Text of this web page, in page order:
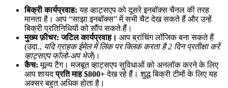
बिक्री कार्यप्रवाह: यह व्हाट्सएप को दूसरे इनबॉक्स चैनल की तरह
मानता है। आप “साझा इनबॉक्स” में सभी चैट देख सकते हैं और उन्हें
बिक्री प्रतिनिधियों को सौंप सकते हैं।
मुख्य फ़ीचर: जटिल कार्यप्रवाह। आप ब्रांचिंग लॉजिक बना सकते हैं
(उदा., यदि ग्राहक ईमेल में लिंक पर क्लिक करता है 2 दिन प्रतीक्षा करें
व्हाट्सएप फॉलो-अप भेजें)।
कैच: मूल्य टैग। मजबूत व्हाट्सएप सुविधाओं को अनलॉक करने के लिए
आप शायदप्रति माह $800+देख रहे हैं। शुद्ध बिक्री टीमों के लिए यह
अक्सर बहुत अधिक होता है।